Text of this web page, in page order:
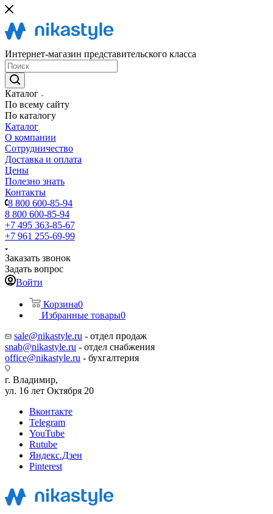
Интернет-магазин представительского класса
Каталог
По всему сайту
По каталогу
Каталог
О компании
Сотрудничество
Доставка и оплата
Цены
Полезно знать
Контакты
8 800 600-85-94
8 800 600-85-94
+7 495 363-85-67
+7 961 255-69-99
Заказать звонок
Задать вопрос
Войти
Корзина0
Избранные товары0
sale@nikastyle.ru - отдел продаж
snab@nikastyle.ru - отдел снабжения
office@nikastyle.ru - бухгалтерия
г. Владимир,
ул. 16 лет Октября 20
Вконтакте
Telegram
YouTube
Rutube
Яндекс.Дзен
Pinterest